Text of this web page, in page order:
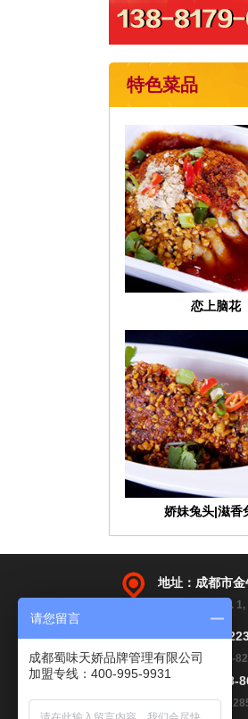
特色菜品
恋上脑花
娇妹兔头|滋香
地址：成都市金
Address:2, No.
手机：183-
Telephone:183-
电话：86 028-
tell: 028-
请您留言
成都蜀味天娇品牌管理有限公司
加盟专线：400-995-9931